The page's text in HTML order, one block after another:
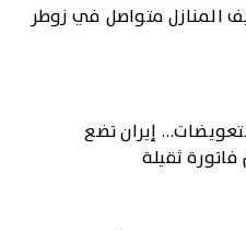
المنازل متواصل في زوطر
إيران تضع
ثقيلة